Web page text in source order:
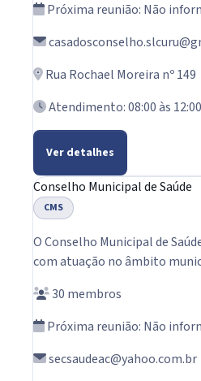
Próxima reunião: Não
Rua Rochael Moreira nº 149
Atendimento: 08:00 às
Ver detalhes
Conselho Municipal de Saúde
CMS
O Conselho Municipal de
com atuação no âmbito
30 membros
Próxima reunião: Não
secsaudeac@yahoo.com.br